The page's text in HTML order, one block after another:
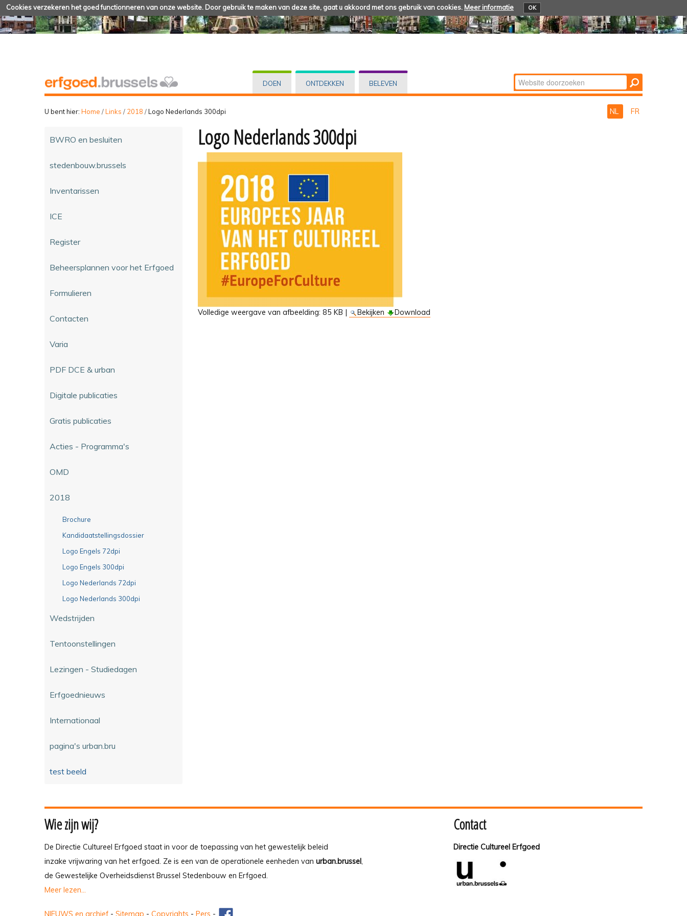
Cookies verzekeren het goed functionneren van onze website. Door gebruik te maken van deze site, gaat u akkoord met ons gebruik van cookies. Meer informatie OK
DOEN ONTDEKKEN BELEVEN Zoek
Geavanceerd
U bent hier: Home /Links / 2018 /Logo Nederlands 300dpi NL FR
BWRO en besluiten
stedenbouw.brussels
Inventarissen
ICE
Register
Beheersplannen voor het Erfgoed
Formulieren
Contacten
Varia
PDF DCE & urban
Digitale publicaties
Gratis publicaties
Acties - Programma's
OMD
2018
Brochure
Kandidaatstellingsdossier
Logo Engels 72dpi
Logo Engels 300dpi
Logo Nederlands 72dpi
Logo Nederlands 300dpi
Wedstrijden
Tentoonstellingen
Lezingen - Studiedagen
Erfgoednieuws
Internationaal
pagina's urban.bru
test beeld
Logo Nederlands 300dpi
Volledige weergave van afbeelding: 85 KB | Bekijken Download
Wie zijn wij?
De Directie Cultureel Erfgoed staat in voor de toepassing van het gewestelijk beleid
inzake vrijwaring van het erfgoed. Ze is een van de operationele eenheden van urban.brussel,
de Gewestelijke Overheidsdienst Brussel Stedenbouw en Erfgoed.
Meer lezen...
Contact
Directie Cultureel Erfgoed
NIEUWS en archief - Sitemap - Copyrights - Pers -